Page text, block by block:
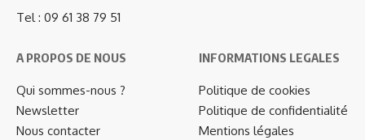
Tel : 09 61 38 79 51
A PROPOS DE NOUS
Qui sommes-nous ?
Newsletter
Nous contacter
INFORMATIONS LEGALES
Politique de cookies
Politique de confidentialité
Mentions légales